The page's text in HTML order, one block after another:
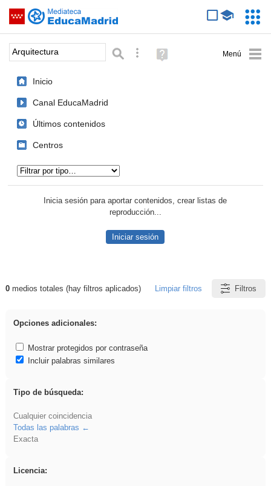
Saltar navegación
Palabra o frase: Búsqueda avanzada
Ayuda
(en
Inicio
Canal EducaMadrid
Últimos contenidos
Centros
Inicia sesión para aportar contenidos, crear listas de
reproducción...
Iniciar sesión
Resultados de: Arquitectura
0medios totales (hay filtros aplicados) Limpiar filtros Filtros
Opciones adicionales:
Mostrar protegidos por contraseña
Incluir palabras similares
Tipo de búsqueda:
Cualquier coincidencia
Todas las palabras
Exacta
Licencia: